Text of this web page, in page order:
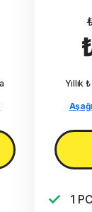
Yıllık
1